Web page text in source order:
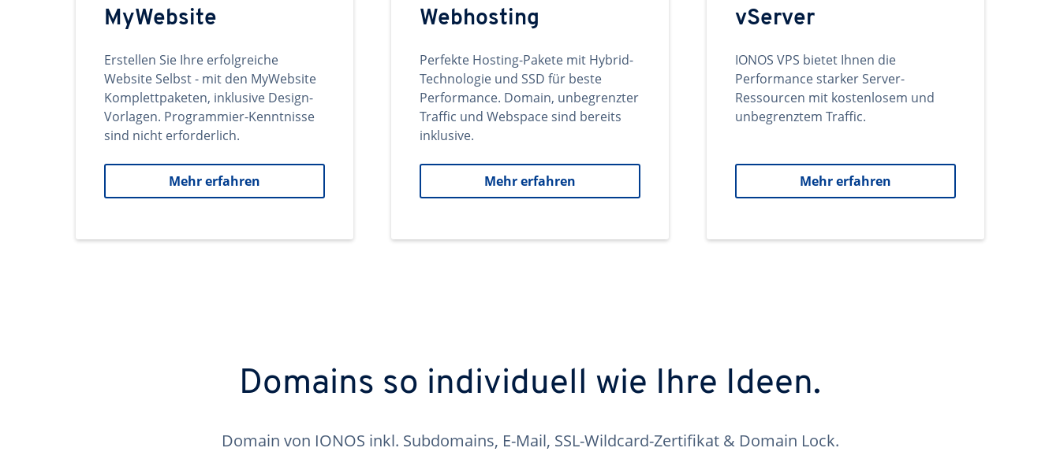
MyWebsite
Erstellen Sie Ihre erfolgreiche
Website Selbst - mit den MyWebsite
Komplettpaketen, inklusive Design-
Vorlagen. Programmier-Kenntnisse
sind nicht erforderlich.
Mehr erfahren
Webhosting
Perfekte Hosting-Pakete mit Hybrid-
Technologie und SSD für beste
Performance. Domain, unbegrenzter
Traffic und Webspace sind bereits
inklusive.
Mehr erfahren
vServer
IONOS VPS bietet Ihnen die
Performance starker Server-
Ressourcen mit kostenlosem und
unbegrenztem Traffic.
Mehr erfahren
Domains so individuell wie Ihre Ideen.
Domain von IONOS inkl. Subdomains, E-Mail, SSL-Wildcard-Zertifikat & Domain Lock.